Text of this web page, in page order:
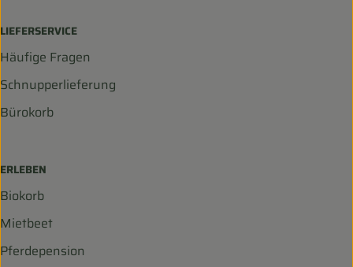
LIEFERSERVICE
Häufige Fragen
Schnupperlieferung
Bürokorb
ERLEBEN
Biokorb
Mietbeet
Pferdepension